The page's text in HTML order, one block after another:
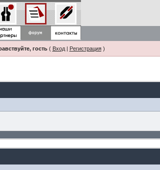
гость( Вход| Регистрация)